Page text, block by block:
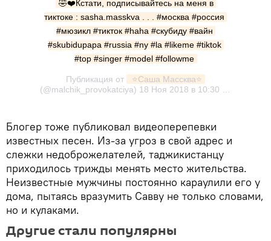
🤣❤️Кстати, подписывайтесь на меня в
тиктоке : sasha.masskva . . . #москва #россия
#мюзикл #тикток #haha #скубиду #вайн
#skubidupapa #russia #ny #la #likeme #tiktok
#top #singer #model #followme
Публикация от
⭐️Саша Массква⭐️
(@malchik_provokatciya) 18 Ноя 2018 в 10:30 PST
Блогер тоже публиковал видеоперепевки
известных песен. Из-за угроз в свой адрес и
слежки недоброжелателей, таджикистанцу
приходилось трижды менять место жительства.
Неизвестные мужчины постоянно караулили его у
дома, пытаясь вразумить Савву не только словами,
но и кулаками.
Другие стали популярны